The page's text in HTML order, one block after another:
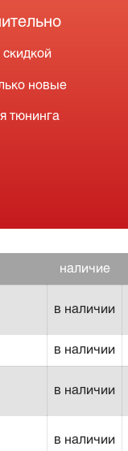
новые
тюнинга
наличие
в наличии
в наличии
в наличии
в наличии